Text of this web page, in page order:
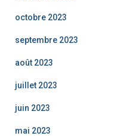
octobre 2023
septembre 2023
août 2023
juillet 2023
juin 2023
mai 2023